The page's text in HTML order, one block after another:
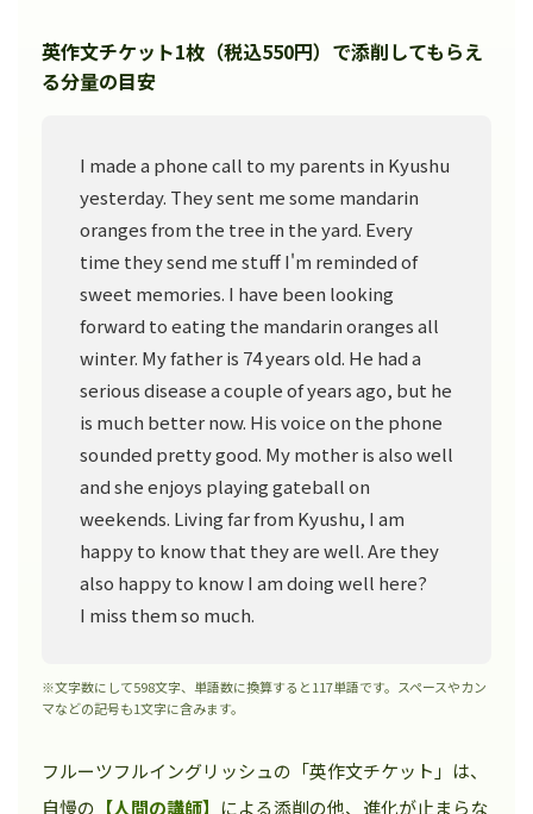
英作文チケット1枚（税込550円）で添削してもらえ
る分量の目安
I made a phone call to my parents in Kyushu
yesterday. They sent me some mandarin
oranges from the tree in the yard. Every
time they send me stuff I'm reminded of
sweet memories. I have been looking
forward to eating the mandarin oranges all
winter. My father is 74 years old. He had a
serious disease a couple of years ago, but he
is much better now. His voice on the phone
sounded pretty good. My mother is also well
and she enjoys playing gateball on
weekends. Living far from Kyushu, I am
happy to know that they are well. Are they
also happy to know I am doing well here?
I miss them so much.
※文字数にして598文字、単語数に換算すると117単語です。スペースやカン
マなどの記号も1文字に含みます。
フルーツフルイングリッシュの「英作文チケット」は、
自慢の 【人間の講師】 による添削の他、進化が止まらな